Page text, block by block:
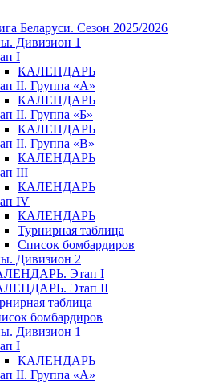
Беларуси. Сезон 2025/2026
Дивизион 1
I
КАЛЕНДАРЬ
II. Группа «А»
КАЛЕНДАРЬ
II. Группа «Б»
КАЛЕНДАРЬ
II. Группа «В»
КАЛЕНДАРЬ
III
КАЛЕНДАРЬ
IV
КАЛЕНДАРЬ
Турнирная таблица
Список бомбардиров
Дивизион 2
Этап I
Этап II
таблица
бомбардиров
Дивизион 1
I
КАЛЕНДАРЬ
II. Группа «А»